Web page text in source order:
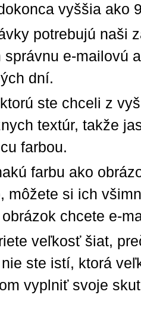
vyššia ako
potrebujú naši
správnu e-mailovú
dní.
ste chceli z
textúr, takže
farbou.
farbu ako
môžete si ich
chcete e-
veľkosť šiat,
ste istí, ktorá
vyplniť svoje